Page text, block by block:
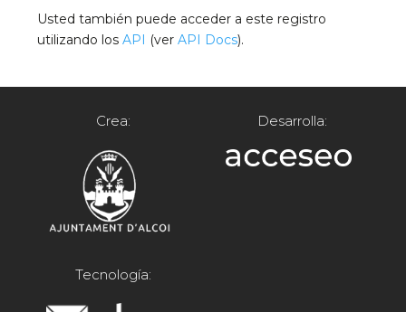
Usted también puede acceder a este registro
utilizando losAPI (verAPI Docs).
Crea: Desarrolla:
Tecnología: